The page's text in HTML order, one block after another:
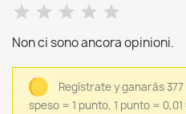
Non ci sono ancora opinioni.
Regístrate y ganarás
speso = 1 punto, 1 punto =